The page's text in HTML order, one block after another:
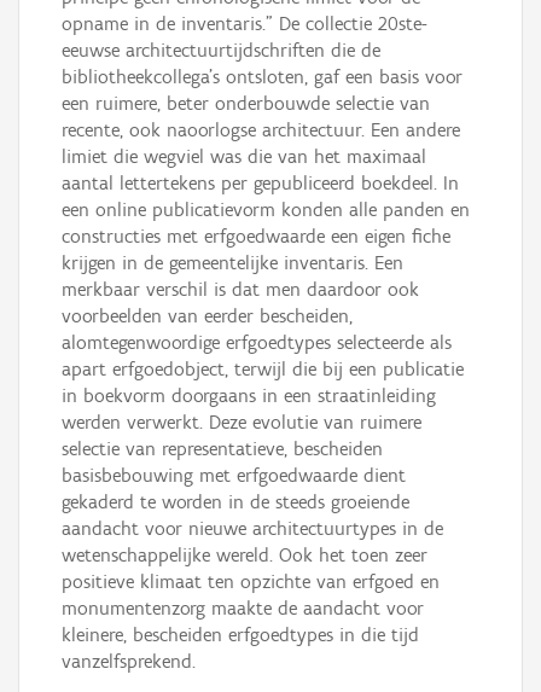
opname in de inventaris.” De collectie 20ste-
eeuwse architectuurtijdschriften die de
bibliotheekcollega’s ontsloten, gaf een basis voor
een ruimere, beter onderbouwde selectie van
recente, ook naoorlogse architectuur. Een andere
limiet die wegviel was die van het maximaal
aantal lettertekens per gepubliceerd boekdeel. In
een online publicatievorm konden alle panden en
constructies met erfgoedwaarde een eigen fiche
krijgen in de gemeentelijke inventaris. Een
merkbaar verschil is dat men daardoor ook
voorbeelden van eerder bescheiden,
alomtegenwoordige erfgoedtypes selecteerde als
apart erfgoedobject, terwijl die bij een publicatie
in boekvorm doorgaans in een straatinleiding
werden verwerkt. Deze evolutie van ruimere
selectie van representatieve, bescheiden
basisbebouwing met erfgoedwaarde dient
gekaderd te worden in de steeds groeiende
aandacht voor nieuwe architectuurtypes in de
wetenschappelijke wereld. Ook het toen zeer
positieve klimaat ten opzichte van erfgoed en
monumentenzorg maakte de aandacht voor
kleinere, bescheiden erfgoedtypes in die tijd
vanzelfsprekend.